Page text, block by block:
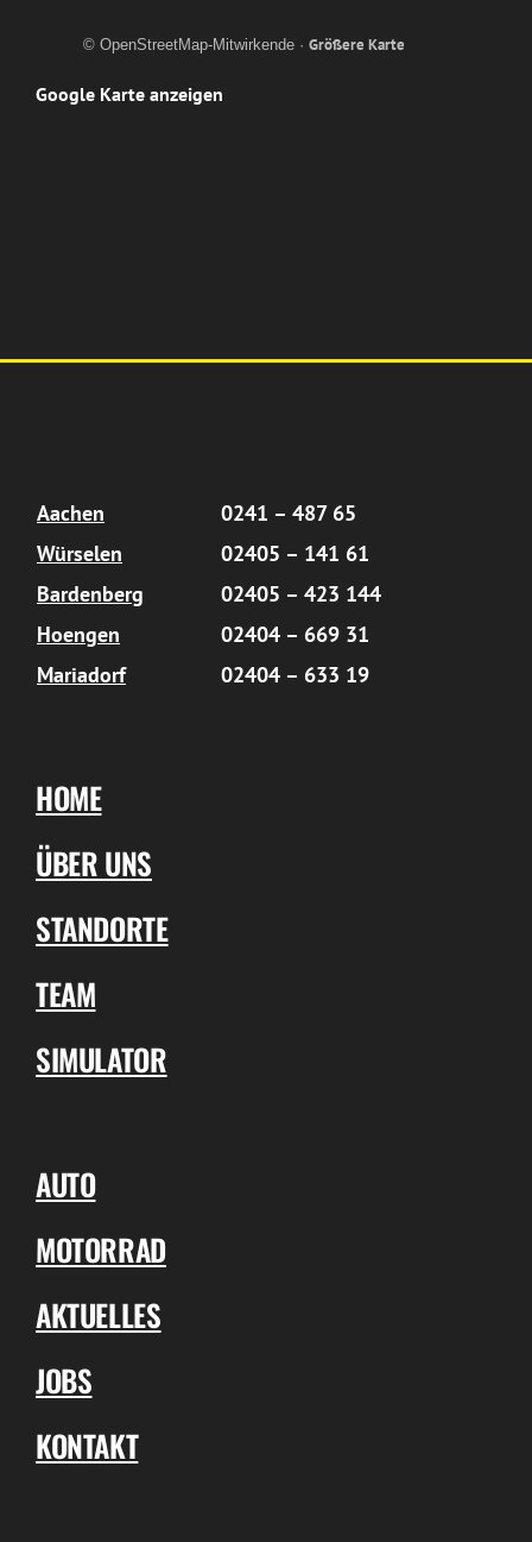
© OpenStreetMap-Mitwirkende · Größere Karte
Google Karte anzeigen
Aachen
0241 – 487 65
Würselen
02405 – 141 61
Bardenberg
02405 – 423 144
Hoengen
02404 – 669 31
Mariadorf
02404 – 633 19
HOME
ÜBER UNS
STANDORTE
TEAM
SIMULATOR
AUTO
MOTORRAD
AKTUELLES
JOBS
KONTAKT